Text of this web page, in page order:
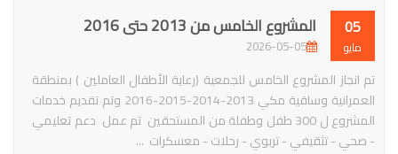
05
مايو
المشروع الخامس من 2013 حتى 2016
2026-05-05
تم انجاز المشروع الخامس للجمعية (رعاية الأطفال العاملين ) بمنطقة
العمرانية وساقية مكي 2013-2014-2015-2016 وتم تقديم خدمات
المشروع ل 300 طفل وطفلة من المستحقين تم عمل دعم تعليمي
- صحي - تثقيفي - تربوي - رحلات - معسكرات ...